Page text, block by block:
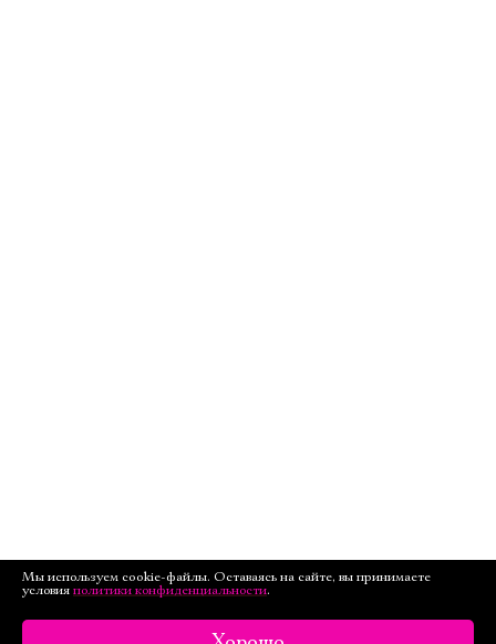
Мы используем cookie-файлы. Оставаясь на сайте, вы принимаете
условия политики конфиденциальности.